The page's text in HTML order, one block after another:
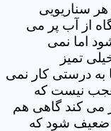
هر سناریویی
از آب پر می
اما نمی
تمیز
درستی کار نمی
نیست که
می کند گاهی هم
ضعیف شود که